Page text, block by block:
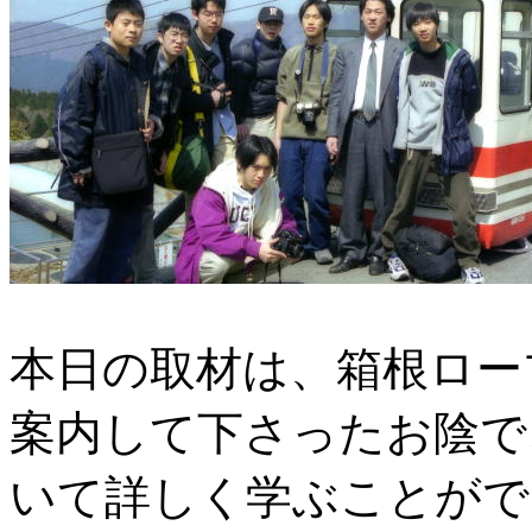
本日の取材は、箱根ロ
案内して下さったお陰
いて詳しく学ぶことが